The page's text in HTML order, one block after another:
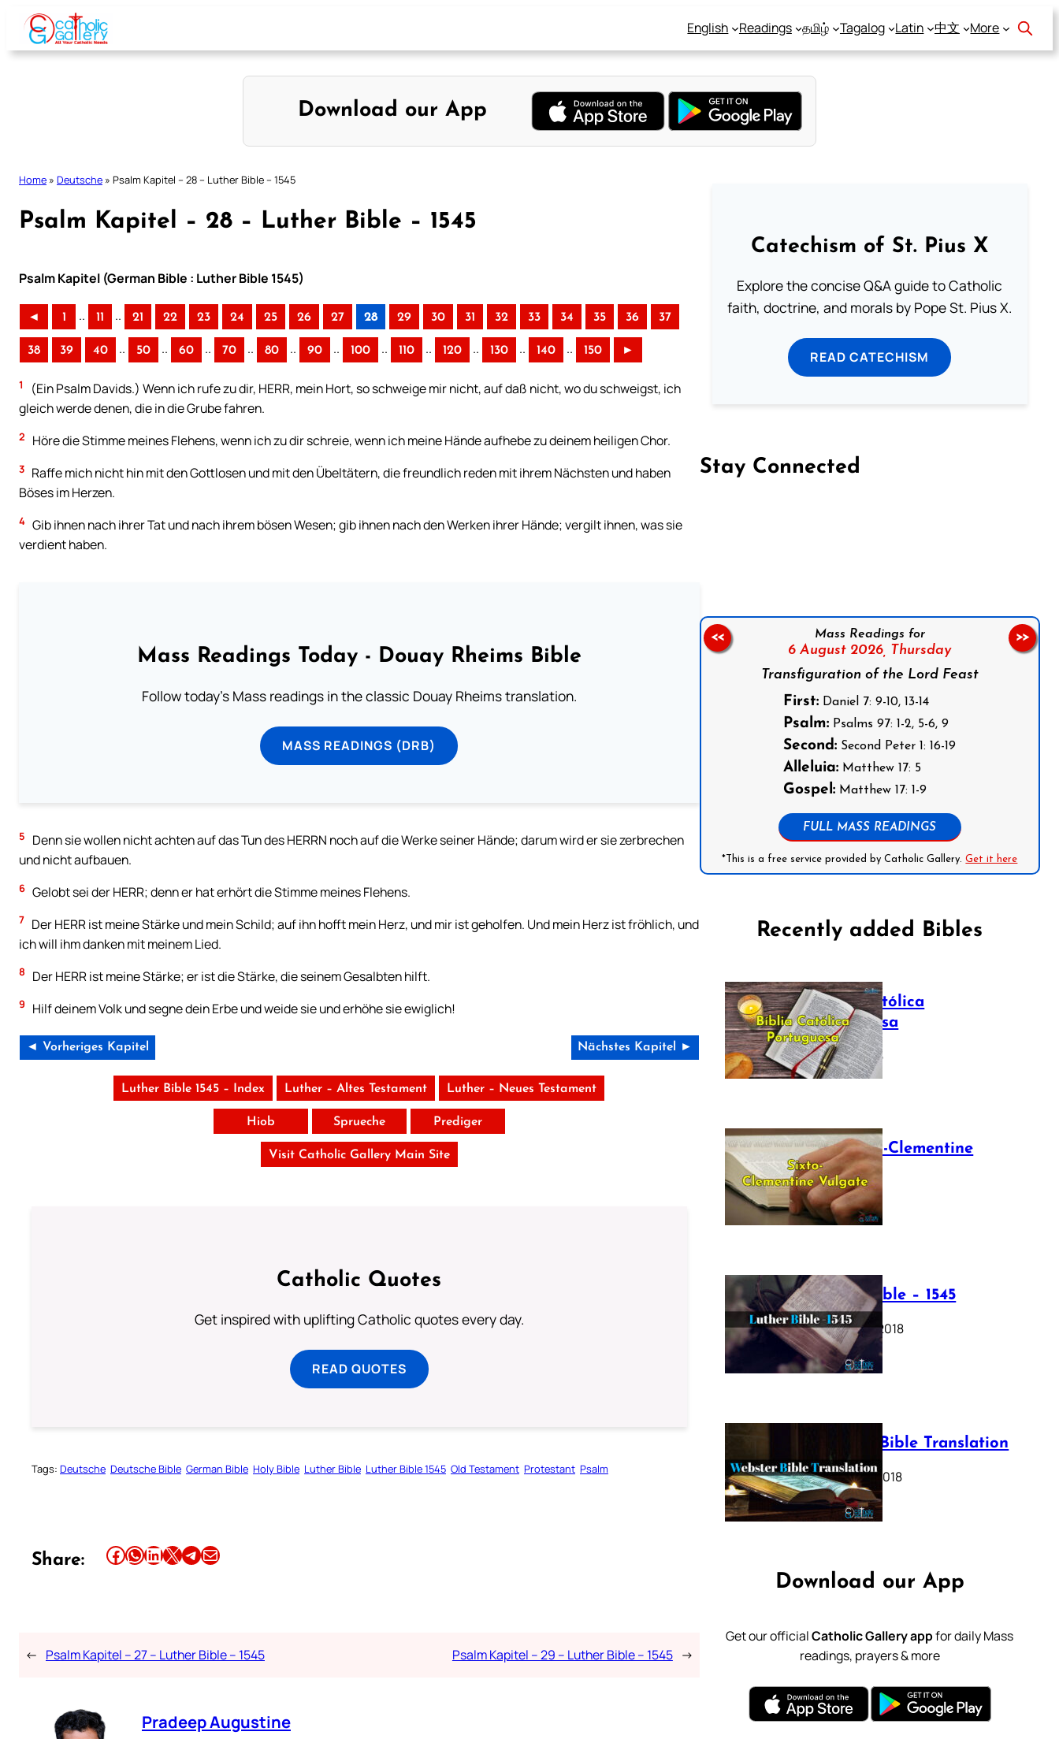
Skip
content
English Readings தமிழ் Tagalog Latin 中文 More
Download our App
Home » Deutsche » Psalm Kapitel – 28 – Luther Bible – 1545
Psalm Kapitel – 28 – Luther Bible – 1545
Psalm Kapitel (German Bible : Luther Bible 1545)
◄ 1 .. 11 .. 21 22 23 24 25 26 27 28 29 30 31 32 33 34 35 36 37
38 39 40 .. 50 .. 60 .. 70 .. 80 .. 90 .. 100 .. 110 .. 120 .. 130 .. 140 .. 150 ►
1
(Ein Psalm Davids.) Wenn ich rufe zu dir, HERR, mein Hort, so schweige mir nicht, auf daß nicht, wo du schweigst, ich
gleich werde denen, die in die Grube fahren.
2 Höre die Stimme meines Flehens, wenn ich zu dir schreie, wenn ich meine Hände aufhebe zu deinem heiligen Chor.
3 Raffe mich nicht hin mit den Gottlosen und mit den Übeltätern, die freundlich reden mit ihrem Nächsten und haben
Böses im Herzen.
4 Gib ihnen nach ihrer Tat und nach ihrem bösen Wesen; gib ihnen nach den Werken ihrer Hände; vergilt ihnen, was sie
verdient haben.
Mass Readings Today - Douay Rheims Bible
Follow today's Mass readings in the classic Douay Rheims translation.
MASS READINGS (DRB)
5
Denn sie wollen nicht achten auf das Tun des HERRN noch auf die Werke seiner Hände; darum wird er sie zerbrechen
und nicht aufbauen.
6 Gelobt sei der HERR; denn er hat erhört die Stimme meines Flehens.
7 Der HERR ist meine Stärke und mein Schild; auf ihn hofft mein Herz, und mir ist geholfen. Und mein Herz ist fröhlich, und
ich will ihm danken mit meinem Lied.
8 Der HERR ist meine Stärke; er ist die Stärke, die seinem Gesalbten hilft.
9 Hilf deinem Volk und segne dein Erbe und weide sie und erhöhe sie ewiglich!
◄ Vorheriges Kapitel Nächstes Kapitel ►
Luther Bible 1545 – Index Luther – Altes Testament Luther – Neues Testament
Hiob Sprueche Prediger
Visit Catholic Gallery Main Site
Catholic Quotes
Get inspired with uplifting Catholic quotes every day.
READ QUOTES
Tags: Deutsche Deutsche Bible German Bible Holy Bible Luther Bible Luther Bible 1545 Old Testament Protestant Psalm
Share: Share this article on Facebook Share this article on WhatsApp Share this article on LinkedIn Share this article on X Share this article on TelegramEmail this Article
← Psalm Kapitel – 27 – Luther Bible – 1545 Psalm Kapitel – 29 – Luther Bible – 1545 →
Pradeep Augustine
Catechism of St. Pius X
Explore the concise Q&A guide to Catholic
faith, doctrine, and morals by Pope St. Pius X.
READ CATECHISM
Stay Connected
Mass Readings for
6 August 2026, Thursday
Transfiguration of the Lord Feast
First: Daniel 7: 9-10, 13-14
Psalm: Psalms 97: 1-2, 5-6, 9
Second: Second Peter 1: 16-19
Alleluia: Matthew 17: 5
Gospel: Matthew 17: 1-9
FULL MASS READINGS
*This is a free service provided by Catholic Gallery.Get it here
<< >>
Recently added Bibles
Bíblia Católica
Portuguesa
July 16, 2025
The Sixto-Clementine
Vulgate
July 12, 2025
Luther Bible – 1545
October 17, 2018
Webster Bible Translation
October 11, 2018
Download our App
Get our officialCatholic Gallery appfor daily Mass
readings, prayers & more